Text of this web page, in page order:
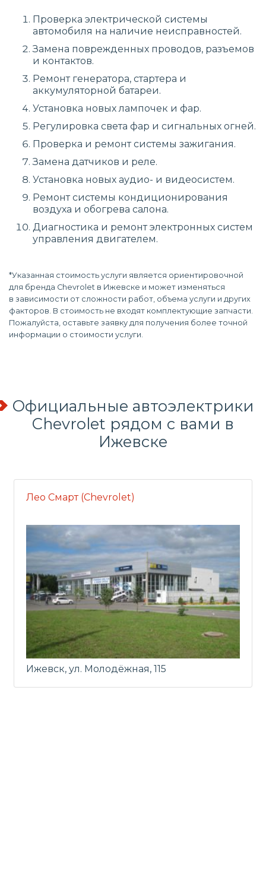
Проверка электрической системы
автомобиля на наличие неисправностей.
Замена поврежденных проводов, разъемов
и контактов.
Ремонт генератора, стартера и
аккумуляторной батареи.
Установка новых лампочек и фар.
Регулировка света фар и сигнальных огней.
Проверка и ремонт системы зажигания.
Замена датчиков и реле.
Установка новых аудио- и видеосистем.
Ремонт системы кондиционирования
воздуха и обогрева салона.
Диагностика и ремонт электронных систем
управления двигателем.
*Указанная стоимость услуги является ориентировочной
для бренда Chevrolet в Ижевске и может изменяться
в зависимости от сложности работ, объема услуги и других
факторов. В стоимость не входят комплектующие запчасти.
Пожалуйста, оставьте заявку для получения более точной
информации о стоимости услуги.
Официальные автоэлектрики
Chevrolet рядом с вами в
Ижевске
Лео Смарт (Chevrolet)
Ижевск, ул. Молодёжная, 115